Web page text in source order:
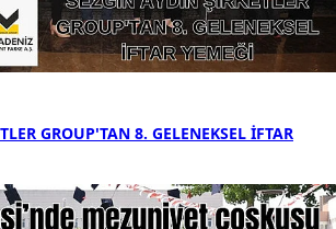
GROUP'TAN 8. GELENEKSEL İFTAR